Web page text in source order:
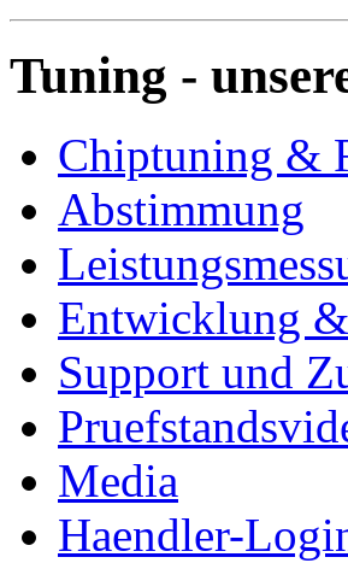
Tuning -
Chiptuning &
Abstimmung
Entwicklung
Support und
Media
Haendler-